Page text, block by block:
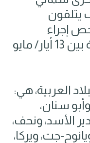
يتلقون
إجراء
امتحانات البجروت المقررة بين 13 أيار/ مايو
العربية، هي:
سنان،
الأسد، ونحف،
جت، ويركا،